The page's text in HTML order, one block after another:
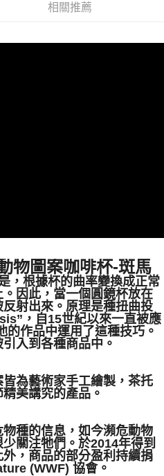
超商條碼／台灣大直營門市／銀行轉
付」後，將跳轉至「AFTEE先享後付」
擊此簡訊中的連結，可透過四大超商／
依據個別帳號之用戶狀況，依本公司即
度不足之情形，本公司將視審查結果
資訊註冊。若發現惡意使用之情形，
戶之使用額度並採取法律行動。
相關推薦
物圖案咖啡杯-斑馬
，根據杯的曲率變換成正常
因此，當一個圓鏡杯放在
射出來。原理是種扭曲投
，自15世紀以來一直被應
的作品中運用了這種技巧。
入到各種商品中。
為藝術家手工繪製，茶托
美講究的產品。
種的信息，如今瀕危動物
關注牠們。於2014年得到
，商品的部分盈利持續捐
(WWF) 協會。